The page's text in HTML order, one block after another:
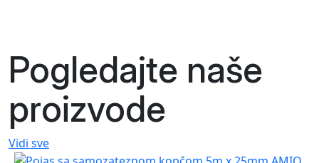
Pogledajte naše
proizvode
Vidi sve